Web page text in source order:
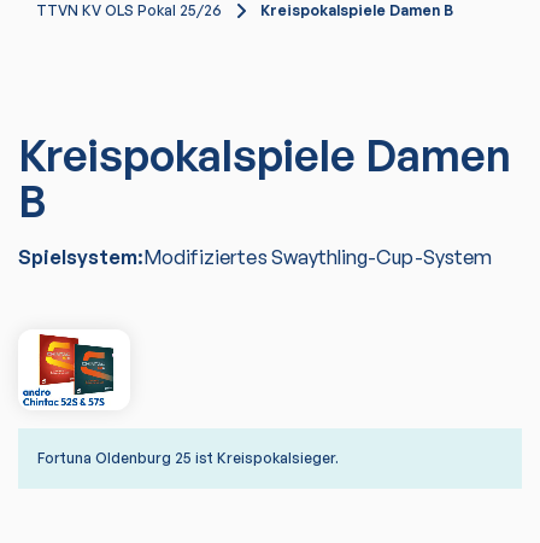
TTVN KV OLS Pokal 25/26 Kreispokalspiele Damen B
Kreispokalspiele Damen
B
Spielsystem:Modifiziertes Swaythling-Cup-System
Fortuna Oldenburg 25 ist Kreispokalsieger.